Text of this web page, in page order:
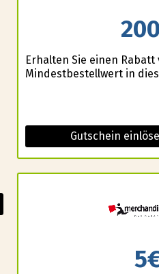
Erhalten Sie einen Rabatt
Mindestbestellwert in
Gutschein